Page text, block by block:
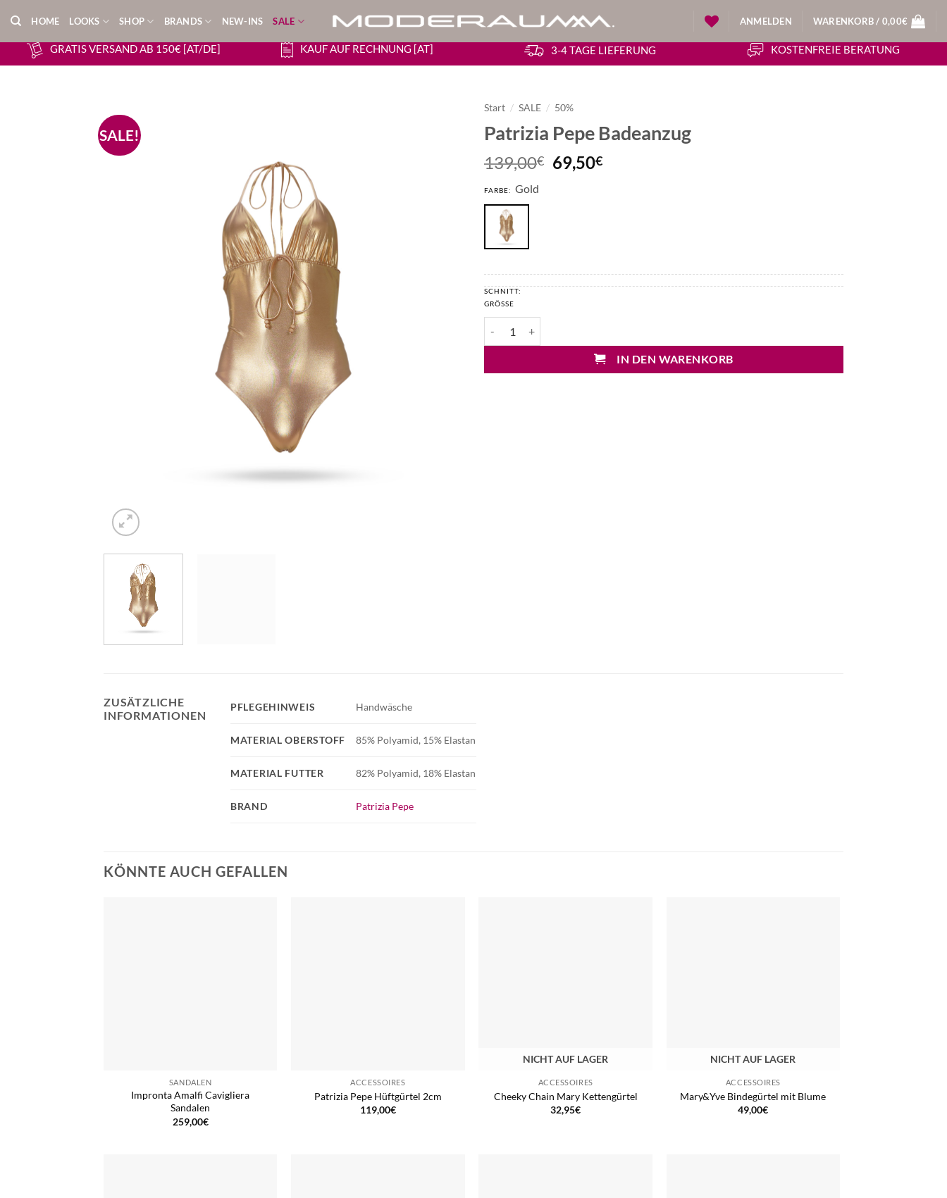
Inhalt
springen
HOME LOOKS SHOP BRANDS NEW-INS SALE ANMELDEN WARENKORB / 0,00€
GRATIS VERSAND AB 150€ [AT/DE] KAUF AUF RECHNUNG [AT] 3-4 TAGE LIEFERUNG KOSTENFREIE BERATUNG
SALE!
Start / SALE / 50%
Patrizia Pepe Badeanzug
139,00€ Ursprünglicher
Preis
69,50€Aktueller
FARBE: Gold
SCHNITT:
GRÖSSE
IN DEN WARENKORB
ZUSÄTZLICHE
INFORMATIONEN
BRAND Patrizia Pepe
PFLEGEHINWEIS Handwäsche
MATERIAL OBERSTOFF 85% Polyamid, 15% Elastan
MATERIAL FUTTER 82% Polyamid, 18% Elastan
KÖNNTE AUCH GEFALLEN
SANDALEN
Impronta Amalfi Cavigliera
Sandalen
259,00€
ACCESSOIRES
Patrizia Pepe Hüftgürtel 2cm
119,00€
NICHT AUF LAGER
ACCESSOIRES
Cheeky Chain Mary Kettengürtel
32,95€
NICHT AUF LAGER
ACCESSOIRES
Mary&Yve Bindegürtel mit Blume
49,00€